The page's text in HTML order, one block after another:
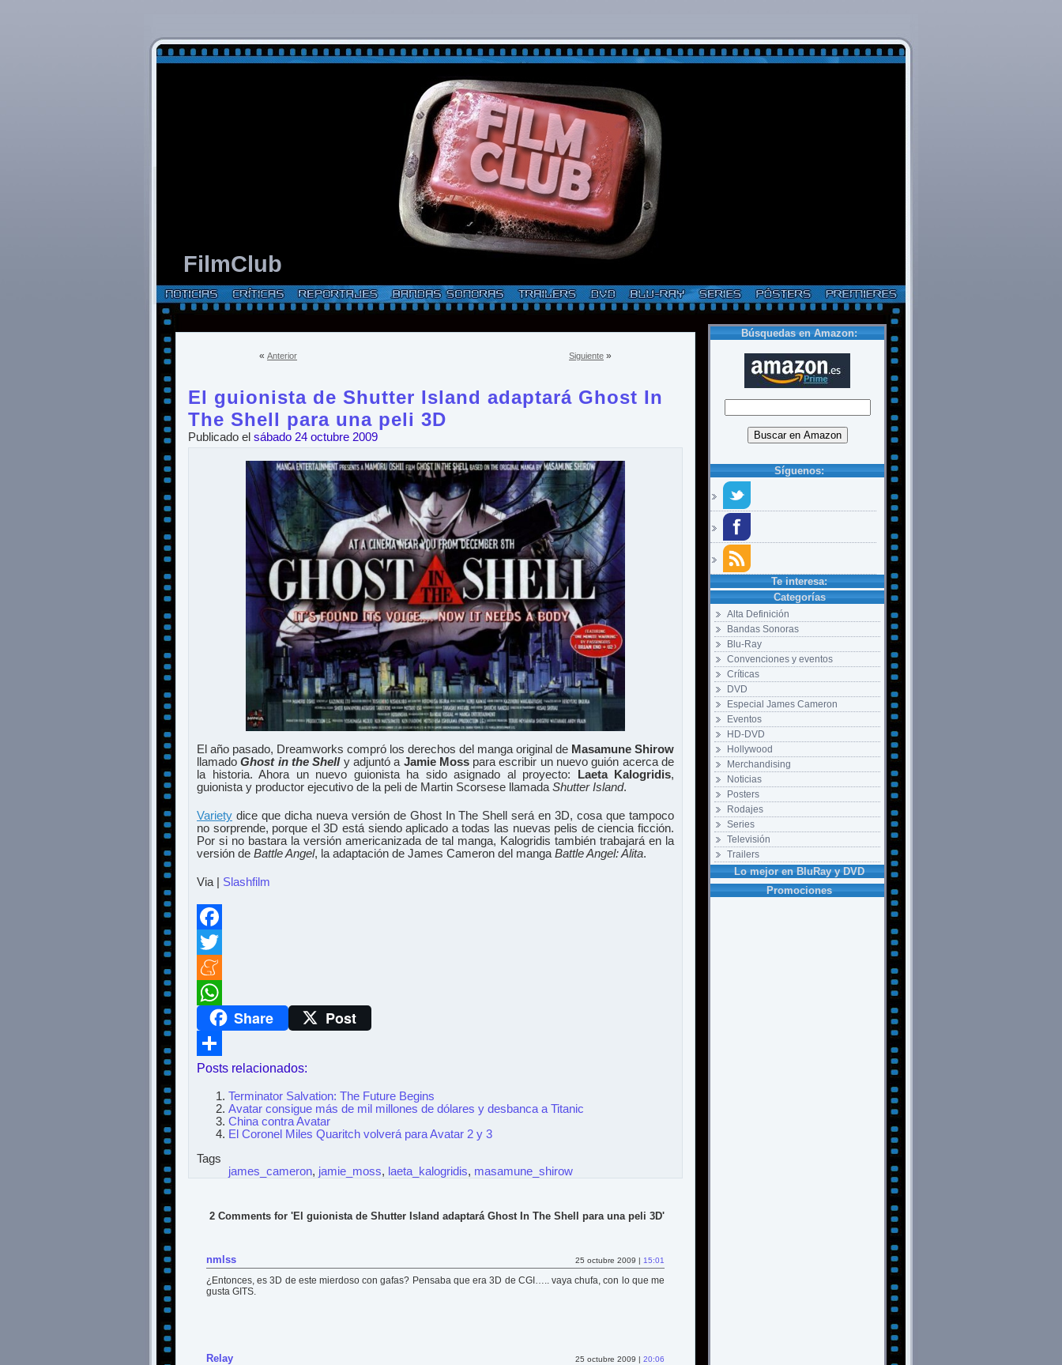
FilmClub
Búsquedas en Amazon:
Síguenos:
Te interesa:
Categorías
Alta Definición
Bandas Sonoras
Blu-Ray
Convenciones y eventos
Críticas
DVD
Especial James Cameron
Eventos
HD-DVD
Hollywood
Merchandising
Noticias
Posters
Rodajes
Series
Televisión
Trailers
Lo mejor en BluRay y DVD
Promociones
Siguiente »
« Anterior
El guionista de Shutter Island adaptará Ghost In
The Shell para una peli 3D
Publicado el sábado 24 octubre 2009
El año pasado, Dreamworks compró los derechos del manga original de Masamune Shirow
llamadoGhost in the Shelly adjuntó a Jamie Mosspara escribir un nuevo guión acerca de
la historia. Ahora un nuevo guionista ha sido asignado al proyecto:
Laeta Kalogridis,
guionista y productor ejecutivo de la peli de Martin Scorsese llamada Shutter Island.
Variety dice que dicha nueva versión de Ghost In The Shell será en 3D, cosa que tampoco
no sorprende, porque el 3D está siendo aplicado a todas las nuevas pelis de ciencia ficción.
Por si no bastara la versión americanizada de tal manga, Kalogridis también trabajará en la
versión de Battle Angel, la adaptación de James Cameron del manga Battle Angel: Alita.
Via | Slashfilm
Facebook
Twitter
Meneame
WhatsAppShare Post
Compartir
Posts relacionados:
Terminator Salvation: The Future Begins
Avatar consigue más de mil millones de dólares y desbanca a Titanic
China contra Avatar
El Coronel Miles Quaritch volverá para Avatar 2 y 3
Tags
james_cameron, jamie_moss, laeta_kalogridis, masamune_shirow
2 Comments for 'El guionista de Shutter Island adaptará Ghost In The Shell para una peli 3D'
nmlss 25 octubre 2009 | 15:01
¿Entonces, es 3D de este mierdoso con gafas? Pensaba que era 3D de CGI….. vaya chufa, con lo que me
gusta GITS.
Relay 25 octubre 2009 | 20:06